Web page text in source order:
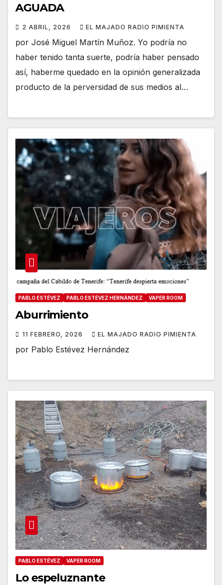
AGUADA
2 ABRIL, 2026 EL MAJADO RADIO PIMIENTA
por José Miguel Martín Muñoz. Yo podría no
haber tenido tanta suerte, podría haber pensado
así, haberme quedado en la opinión generalizada
producto de la perversidad de sus medios al…
PABLO ESTÉVEZ PABLO ESTÉVEZ HERNÁNDEZ VAPER ROOM
Aburrimiento
11 FEBRERO, 2026 EL MAJADO RADIO PIMIENTA
por Pablo Estévez Hernández
PABLO ESTÉVEZ VAPER ROOM
Lo espeluznante